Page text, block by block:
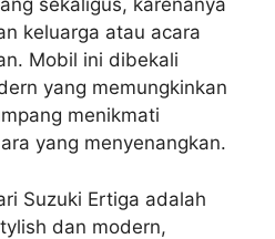
sekaligus, karenanya
keluarga atau acara
Mobil ini dibekali
yang memungkinkan
menikmati
yang menyenangkan.
Suzuki Ertiga adalah
dan modern,